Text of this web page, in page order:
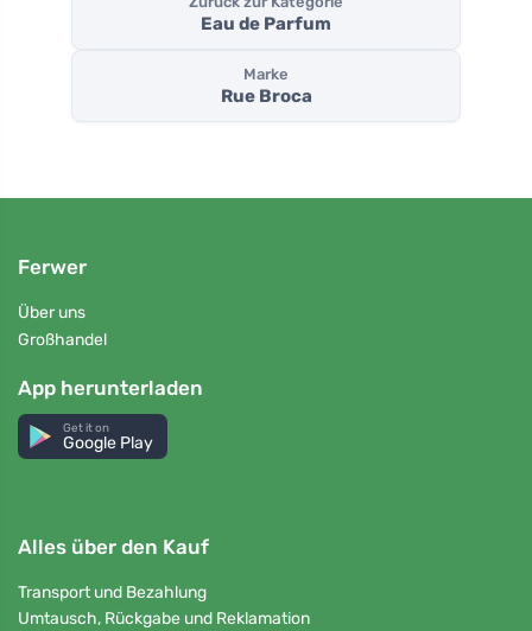
Eau de Parfum
Marke
Rue Broca
Ferwer
Über uns
Großhandel
App herunterladen
Get it on
Google Play
Alles über den Kauf
Transport und Bezahlung
Umtausch, Rückgabe und Reklamation